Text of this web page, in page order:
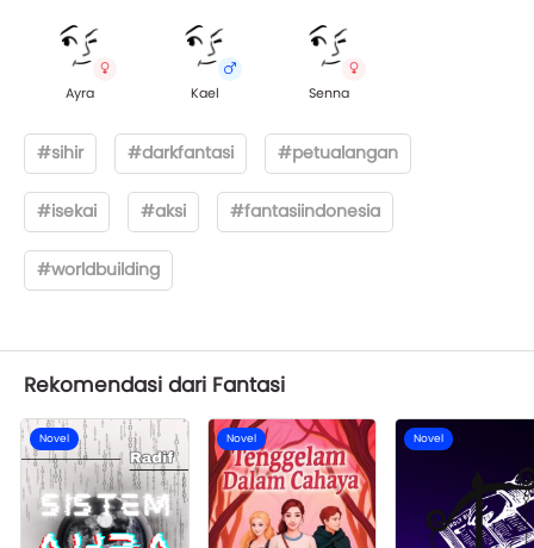
Ayra Kael Senna
#sihir #darkfantasi #petualangan
#isekai #aksi #fantasiindonesia
#worldbuilding
Rekomendasi dari Fantasi
Novel Novel Novel